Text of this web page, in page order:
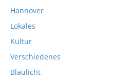
Hannover
Lokales
Kultur
Verschiedenes
Blaulicht